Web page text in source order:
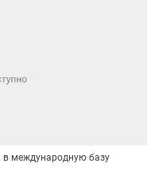
международную базу